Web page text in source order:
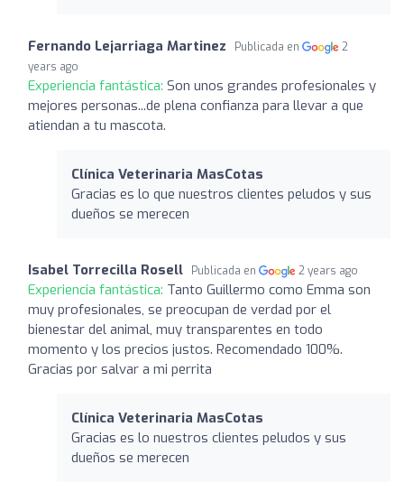
Fernando Lejarriaga Martinez Publicada en
2
years ago
Experiencia fantástica: Son unos grandes profesionales y
mejores personas...de plena confianza para llevar a que
atiendan a tu mascota.
Clínica Veterinaria MasCotas
Gracias es lo que nuestros clientes peludos y sus
dueños se merecen
Isabel Torrecilla Rosell Publicada en 2 years ago
Experiencia fantástica: Tanto Guillermo como Emma son
muy profesionales, se preocupan de verdad por el
bienestar del animal, muy transparentes en todo
momento y los precios justos. Recomendado 100%.
Gracias por salvar a mi perrita
Clínica Veterinaria MasCotas
Gracias es lo nuestros clientes peludos y sus
dueños se merecen